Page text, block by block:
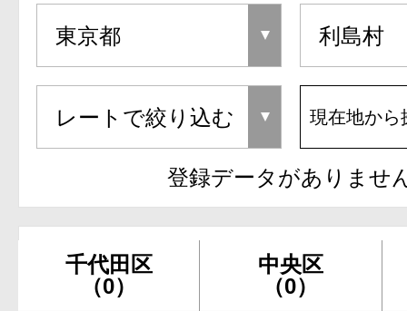
現在地から
登録データがありませ
千代田区
（0）
中央区
（0）